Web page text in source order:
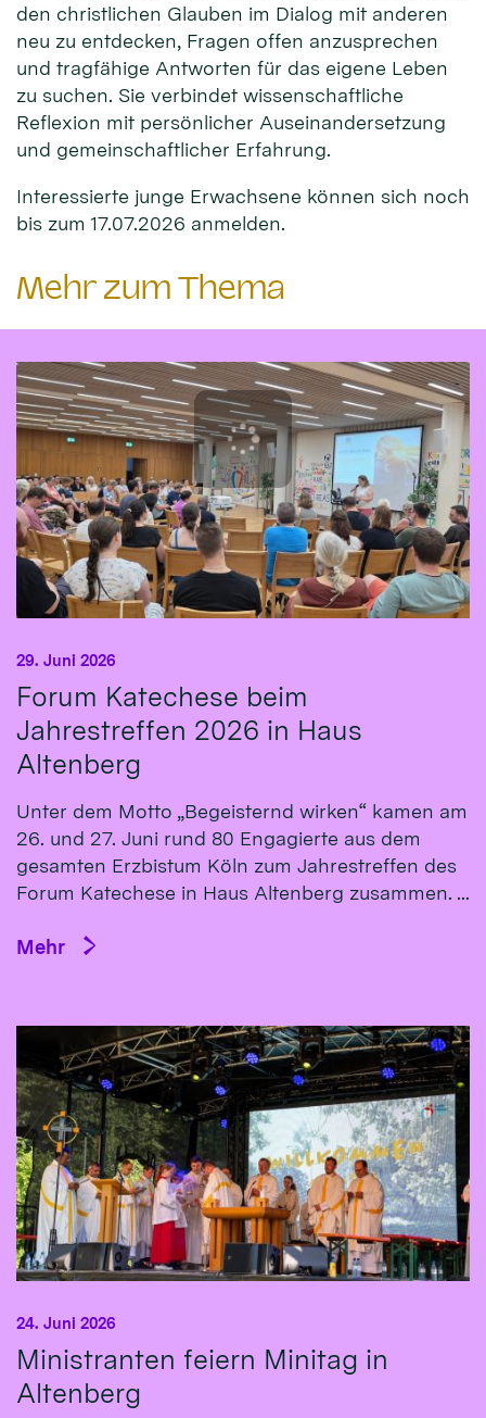
den christlichen Glauben im Dialog mit anderen
neu zu entdecken, Fragen offen anzusprechen
und tragfähige Antworten für das eigene Leben
zu suchen. Sie verbindet wissenschaftliche
Reflexion mit persönlicher Auseinandersetzung
und gemeinschaftlicher Erfahrung.
Interessierte junge Erwachsene können sich noch
bis zum 17.07.2026 anmelden.
Mehr zum Thema
Forum Katechese beim
Jahrestreffen 2026 in Haus
Altenberg
29. Juni 2026
Unter dem Motto „Begeisternd wirken“ kamen am
26. und 27. Juni rund 80 Engagierte aus dem
gesamten Erzbistum Köln zum Jahrestreffen des
Forum Katechese in Haus Altenberg zusammen. ...
Mehr
Ministranten feiern Minitag in
Altenberg
24. Juni 2026